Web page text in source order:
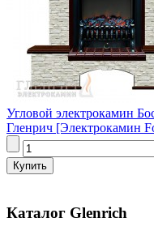
Угловой электрокамин
Гленрич [Электрокамин
Каталог Glenrich